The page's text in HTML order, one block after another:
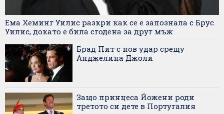
Ема Хеминг Уилис разкри как се е запознала с Брус
Уилис, докато е била сгодена за друг мъж
Брад Пит с нов удар срещу
Анджелина Джоли
Защо принцеса Йожени роди
третото си дете в Португалия